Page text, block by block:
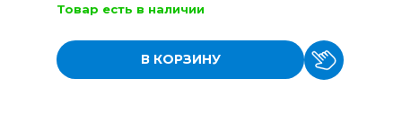
Товар есть в наличии
В КОРЗИНУ